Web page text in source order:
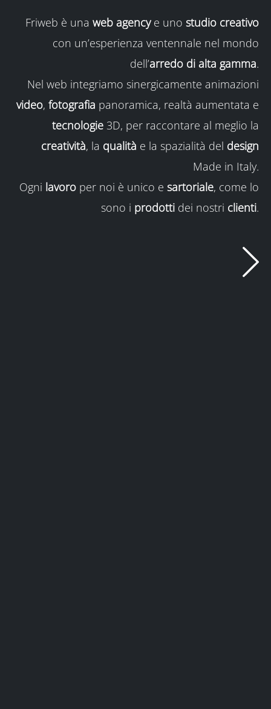
Friweb è una web agencye uno studio creativo
con un’esperienza ventennale nel mondo
dell’arredo di alta gamma.
Nel web integriamo sinergicamente animazioni
video, fotografia panoramica, realtà aumentata e
tecnologie 3D, per raccontare al meglio la
creatività, la qualità e la spazialità del design
Made in Italy.
Ogni lavoro per noi è unico e sartoriale, come lo
sono i prodotti dei nostri clienti.